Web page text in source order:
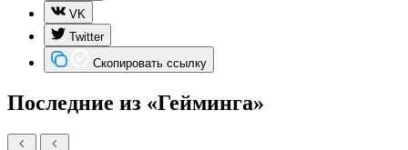
VK
Twitter
Скопировать ссылку
Последние из «Гейминга»